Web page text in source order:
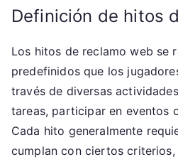
Definición de hitos
Los hitos de reclamo web se
predefinidos que los
través de diversas
tareas, participar en eventos
Cada hito generalmente
cumplan con ciertos